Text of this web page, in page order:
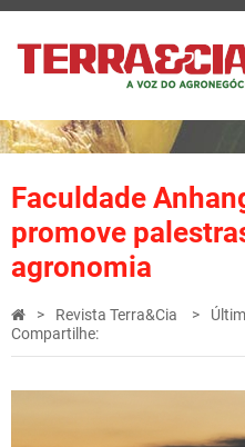
Faculdade
promove
agronomia
Revista Terra&Cia
Compartilhe: